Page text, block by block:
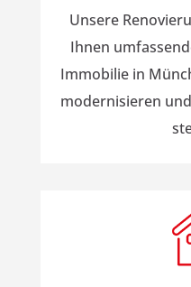
Unsere
Ihnen
Immobilie in
modernisieren